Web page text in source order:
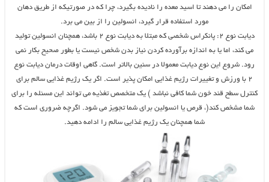
امکان را می دهند تا اسید معده را نادیده بگیرد، چرا که در صورتیکه از طریق دهان
مورد استفاده قرار گیرد، انسولین را از بین می برد.
دیابت نوع ۲: پانکراس شخصی که مبتلا به دیابت نوع ۲ باشد، همچنان انسولین تولید
می کند، اما یا به اندازه برآورده کردن نیاز بدن شخص نیست یا بطور صحیح بکار نمی
رود. شروع این نوع دیابت معمولا در سنین بالاتر است. گاهی اوقات درمان دیابت نوع
۲ با ورزش و تغییرات رژیم غذایی امکان پذیر است. اگر یک رژیم غذایی سالم برای
کنترل سطح قند خون شما کافی نباشد ) یک متخصص تغذیه می تواند این مسئله را برای
شما مشخص کند(، قرص یا انسولین برای شما تجویز می شود. اگرچه ضروری است که
شما همچنان یک رژیم غذایی سالم را ادامه دهید.